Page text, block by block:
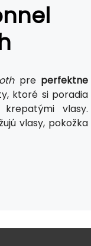
pre perfektne
ktoré si poradia
vlasy.
vlasy, pokožka